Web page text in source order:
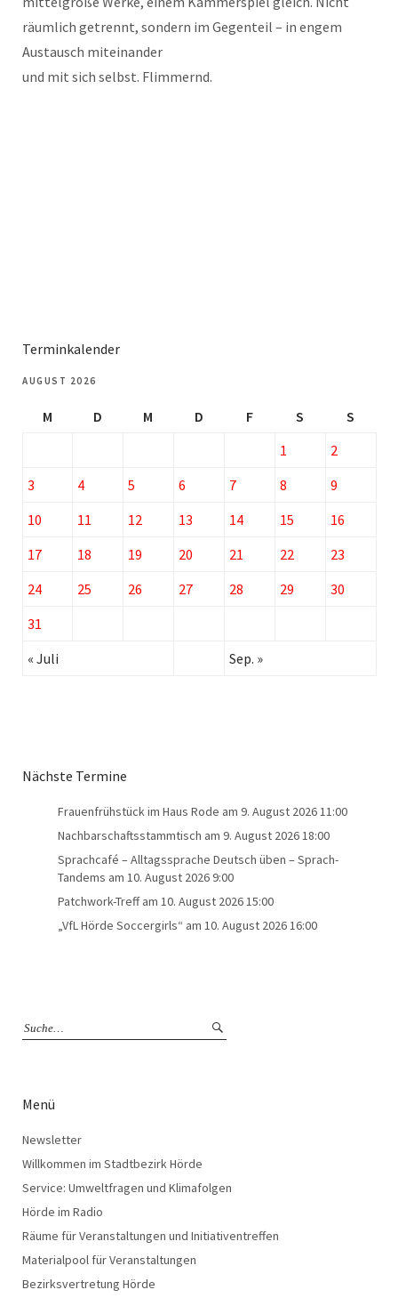
räumlich getrennt, sondern im Gegenteil – in engem
Austausch miteinander
und mit sich selbst. Flimmernd.
Terminkalender
AUGUST 2026
M D M D F S
S
1
2
3
4 5 6 7 8
9
10
11 12 13 14 15
16
17
18 19 20 21 22
23
24
25 26 27 28 29
30
31
« Juli
Sep. »
Nächste Termine
Frauenfrühstück im Haus Rode am 9. August 2026 11:00
Nachbarschaftsstammtisch am 9. August 2026 18:00
Sprachcafé – Alltagssprache Deutsch üben – Sprach-
Tandems am 10. August 2026 9:00
Patchwork-Treffam 10. August 2026 15:00
„VfL Hörde Soccergirls“ am 10. August 2026 16:00
Menü
Newsletter
Willkommen im Stadtbezirk Hörde
Service: Umweltfragen und Klimafolgen
Hörde im Radio
Räume für Veranstaltungen und Initiativentreffen
Materialpool für Veranstaltungen
Bezirksvertretung Hörde